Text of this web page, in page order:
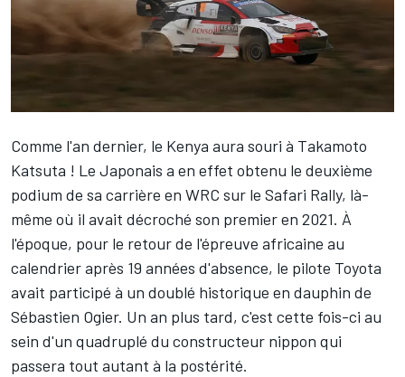
Comme l'an dernier, le Kenya aura souri à Takamoto
Katsuta ! Le Japonais a en effet obtenu le deuxième
podium de sa carrière en WRC sur le Safari Rally, là-
même où il avait décroché son premier en 2021. À
l'époque, pour le retour de l'épreuve africaine au
calendrier après 19 années d'absence, le pilote Toyota
avait participé à un doublé historique en dauphin de
Sébastien Ogier. Un an plus tard, c'est cette fois-ci au
sein d'un quadruplé du constructeur nippon qui
passera tout autant à la postérité.